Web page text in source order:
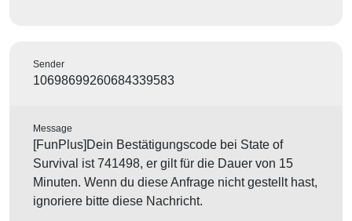
Sender
10698699260684339583
Message
[FunPlus]Dein Bestätigungscode bei State of
Survival ist 741498, er gilt für die Dauer von 15
Minuten. Wenn du diese Anfrage nicht gestellt hast,
ignoriere bitte diese Nachricht.